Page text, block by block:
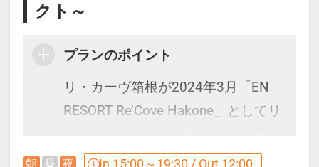
クト～
プランのポイント
リ・カーヴ箱根が2024年3月「EN
RESORT Re’Cove Hakone」としてリ
リア及びレストランエリアをリニュ
朝 昼 夜 In 15:00～19:30 / Out 12:00